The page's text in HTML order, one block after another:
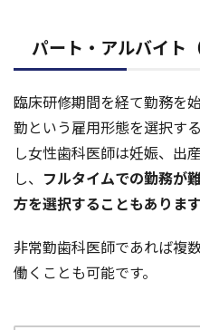
パート・アルバイト
臨床研修期間を経て勤務を
勤という雇用形態を選択す
し女性歯科医師は妊娠、出
し、 フルタイムでの勤務が
方を選択することもあります
非常勤歯科医師であれば複
働くことも可能です。